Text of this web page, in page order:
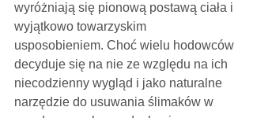
wyróżniają się pionową postawą ciała i
wyjątkowo towarzyskim
usposobieniem. Choć wielu hodowców
decyduje się na nie ze względu na ich
niecodzienny wygląd i jako naturalne
narzędzie do usuwania ślimaków w